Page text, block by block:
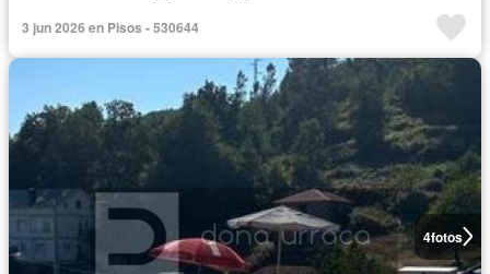
3 jun 2026 en Pisos - 530644
4fotos